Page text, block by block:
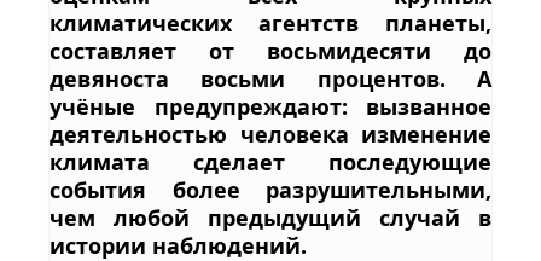
климатических агентств планеты,
составляет от восьмидесяти до
девяноста восьми процентов. А
учёные предупреждают: вызванное
деятельностью человека изменение
климата сделает последующие
события более разрушительными,
чем любой предыдущий случай в
истории наблюдений.